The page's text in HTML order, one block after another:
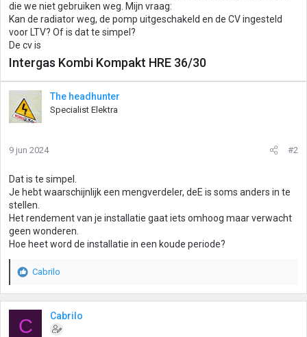
die we niet gebruiken weg. Mijn vraag:
Kan de radiator weg, de pomp uitgeschakeld en de CV ingesteld
voor LTV? Of is dat te simpel?
De cv is
Intergas Kombi Kompakt HRE 36/30
The headhunter
Specialist Elektra
9 jun 2024 #2
Dat is te simpel.
Je hebt waarschijnlijk een mengverdeler, deE is soms anders in te
stellen.
Het rendement van je installatie gaat iets omhoog maar verwacht
geen wonderen.
Hoe heet word de installatie in een koude periode?
W
a
d
Cabrilo
C Cabrilo